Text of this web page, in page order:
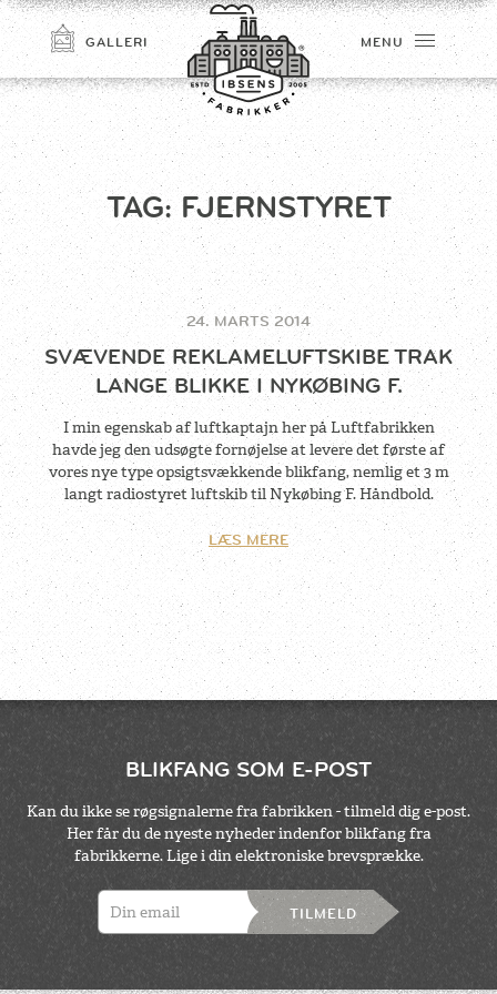
TILMELD
GALLERI MENU
TAG: FJERNSTYRET
24. MARTS 2014
SVÆVENDE REKLAMELUFTSKIBE TRAK
LANGE BLIKKE I NYKØBING F.
I min egenskab af luftkaptajn her på Luftfabrikken
havde jeg den udsøgte fornøjelse at levere det første af
vores nye type opsigtsvækkende blikfang, nemlig et 3 m
langt radiostyret luftskib til Nykøbing F. Håndbold.
LÆS MERE
BLIKFANG SOM E-POST
Kan du ikke se røgsignalerne fra fabrikken - tilmeld dig e-post.
Her får du de nyeste nyheder indenfor blikfang fra
fabrikkerne. Lige i din elektroniske brevsprække.
TILMELD